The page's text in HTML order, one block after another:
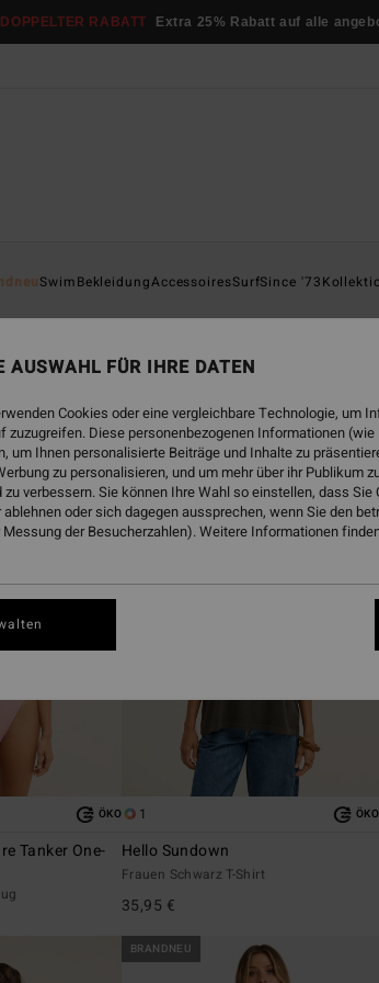
DOPPELTER RABATT Extra 25% Rabatt auf alle
SwimBekleidungAccessoiresSurfSince '73
ÖKO
Tanker One-
BRANDNEU
1 ÖKO
Hello Sundown
Frauen Schwarz T-Shirt
35,95 €
BRANDNEU
AUSWAHL FÜR IHRE DATEN
Cookies oder eine vergleichbare Technologie, um
zuzugreifen. Diese personenbezogenen Informationen
um Ihnen personalisierte Beiträge und Inhalte zu
zu personalisieren, und um mehr über ihr Publikum
verbessern. Sie können Ihre Wahl so einstellen, dass
oder sich dagegen aussprechen, wenn Sie den
der Besucherzahlen). Weitere Informationen